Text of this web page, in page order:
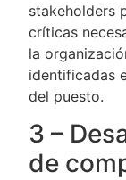
stakeholders
críticas
la
identificadas
del puesto.
3 –
de